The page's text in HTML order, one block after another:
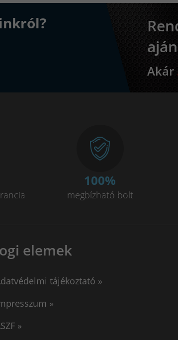
Akár
100%
megbízható bolt
elemek
tájékoztató »
»
»